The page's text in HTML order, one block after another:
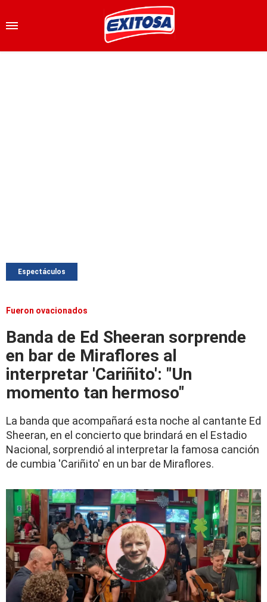
Espectáculos
Fueron ovacionados
Banda de Ed Sheeran sorprende
en bar de Miraflores al
interpretar 'Cariñito': "Un
momento tan hermoso"
La banda que acompañará esta noche al cantante Ed
Sheeran, en el concierto que brindará en el Estadio
Nacional, sorprendió al interpretar la famosa canción
de cumbia 'Cariñito' en un bar de Miraflores.